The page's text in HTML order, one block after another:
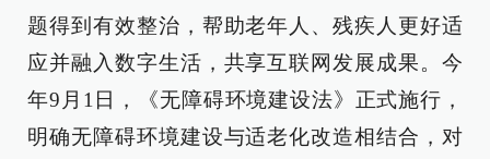
题得到有效整治，帮助老年人、残疾人更好适
应并融入数字生活，共享互联网发展成果。今
年9月1日，《无障碍环境建设法》正式施行，
明确无障碍环境建设与适老化改造相结合，对